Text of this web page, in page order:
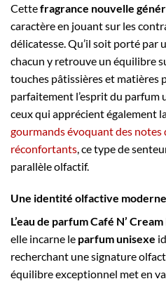
Cettefragrance nouvelle
caractère en jouant sur les
délicatesse. Qu’il soit porté par
chacun y retrouve un équilibre
touches pâtissières et matières
parfaitement l’esprit du parfum
ceux qui apprécient également
gourmands évoquant des notes
réconfortants , ce type de
parallèle olfactif.
Une identité olfactive
L’eau de parfum Café N’ Cream
elle incarne le parfum unisexe
recherchant une signature
équilibre exceptionnel met en